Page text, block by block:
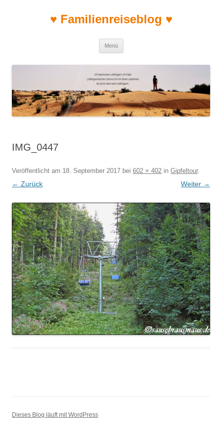
♥ Familienreiseblog ♥
Menü
IMG_0447
Veröffentlicht am 18. September 2017 bei 602 × 402 in Gipfeltour.
← Zurück Weiter →
Dieses Blog läuft mit WordPress